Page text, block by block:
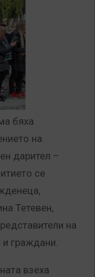
бяха
на
дарител –
се
Тетевен,
на
и граждани.
взеха